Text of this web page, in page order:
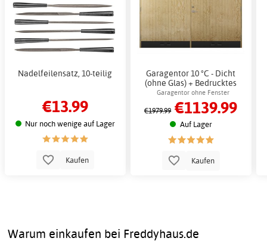
Nadelfeilensatz, 10-teilig
€13.99
Nur noch wenige auf Lager
Kaufen
Garagentor 10 °C - Dicht
(ohne Glas) + Bedrucktes
Paket
Garagentor ohne Fenster
€1979.99 €1139.99
Auf Lager
Kaufen
Warum einkaufen bei Freddyhaus.de